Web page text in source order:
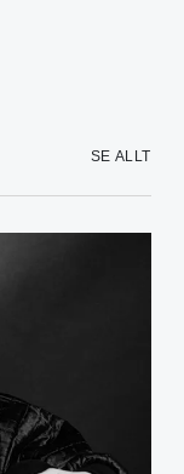
SE ALLT